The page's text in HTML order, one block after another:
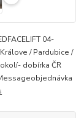
04-
/ Pardubice /
dobírka ČR